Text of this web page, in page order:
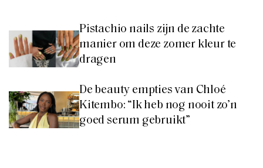
Pistachio nails zijn de zachte
manier om deze zomer kleur te
dragen
De beauty empties van Chloé
Kitembo: “Ik heb nog nooit zo’n
goed serum gebruikt”